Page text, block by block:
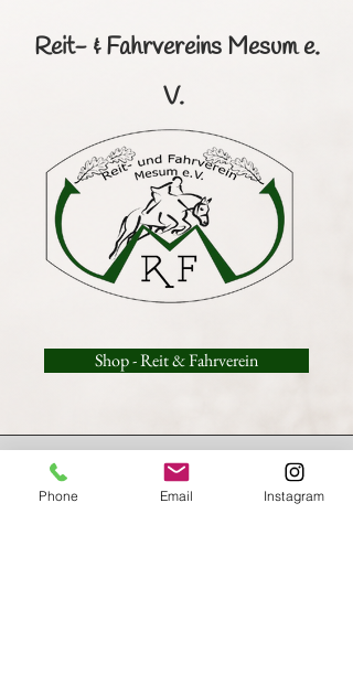
Reit- & Fahrvereins Mesum e.
V.
Shop - Reit & Fahrverein
Brauchst du Hilfe?
kontaktiere uns und lass dich kostenlos beraten.
Phone Email Instagram